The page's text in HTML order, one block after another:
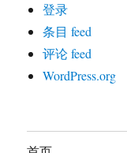
登录
条目 feed
评论 feed
WordPress.org